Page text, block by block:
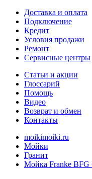
Доставка и оплата
Подключение
Кредит
Условия продажи
Ремонт
Сервисные центры
Статьи и акции
Глоссарий
Помощь
Видео
Возврат и обмен
Контакты
moikimoiki.ru
Мойки
Гранит
Мойка Franke BFG